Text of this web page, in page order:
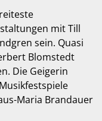
mit Till
sein. Quasi
Blomstedt
Die Geigerin
Maria Brandauer